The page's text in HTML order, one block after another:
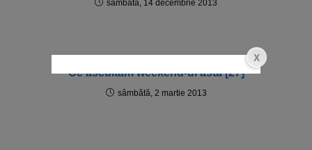
sâmbătă, 14 decembrie 2013
Ce ascultăm weekend-ul ăsta [27]
sâmbătă, 2 martie 2013